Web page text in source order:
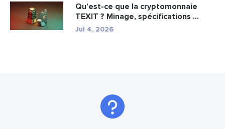
Qu’est-ce que la cryptomonnaie
TEXIT ? Minage, spécifications ...
Jul 4, 2026